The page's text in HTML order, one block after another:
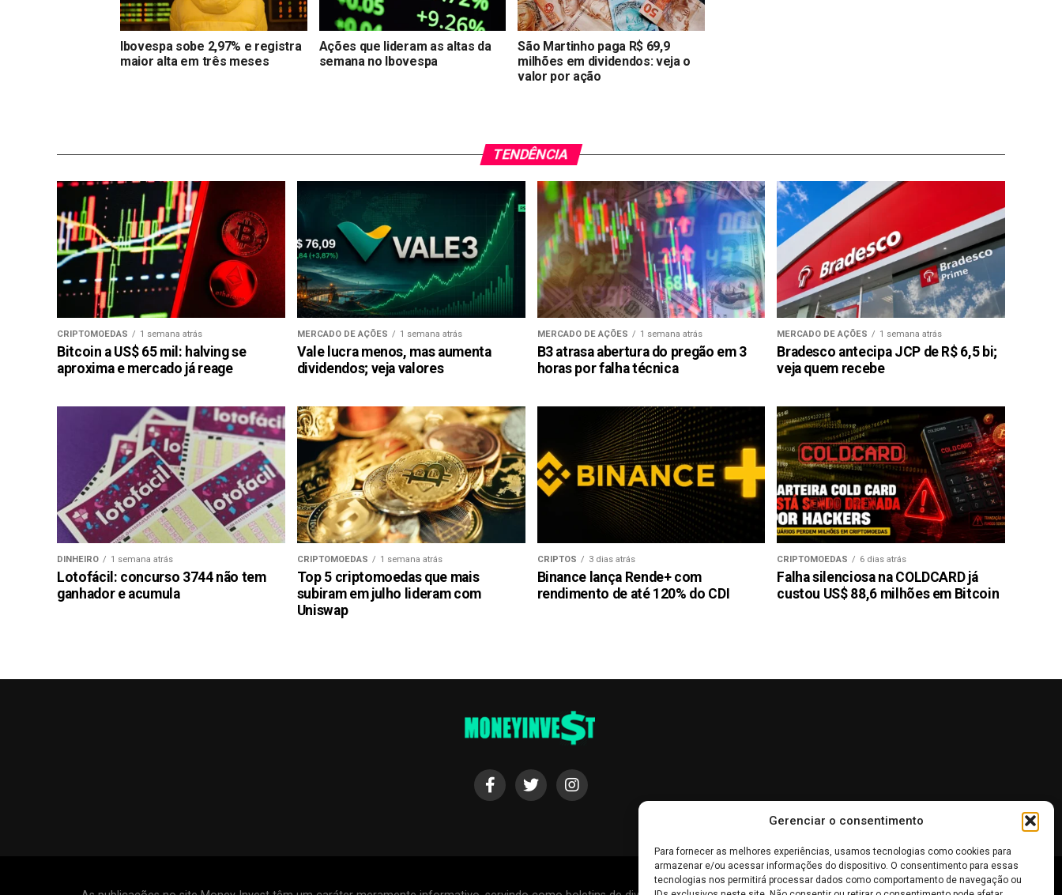
Gerenciar o consentimento
Para fornecer as melhores experiências, usamos tecnologias como cookies para
armazenar e/ou acessar informações do dispositivo. O consentimento para essas
tecnologias nos permitirá processar dados como comportamento de navegação ou
Ibovespa sobe 2,97% e registra
maior alta em três meses
Ações que lideram as altas da
semana no Ibovespa
São Martinho paga R$ 69,9
milhões em dividendos: veja o
valor por ação
TENDÊNCIA
CRIPTOMOEDAS 1 semana atrás
Bitcoin a US$ 65 mil: halving se
aproxima e mercado já reage
MERCADO DE AÇÕES 1 semana atrás
Vale lucra menos, mas aumenta
dividendos; veja valores
MERCADO DE AÇÕES 1 semana atrás
B3 atrasa abertura do pregão em 3
horas por falha técnica
MERCADO DE AÇÕES 1 semana atrás
Bradesco antecipa JCP de R$ 6,5 bi;
veja quem recebe
DINHEIRO 1 semana atrás
Lotofácil: concurso 3744 não tem
ganhador e acumula
CRIPTOMOEDAS 1 semana atrás
Top 5 criptomoedas que mais
subiram em julho lideram com
Uniswap
CRIPTOS 3 dias atrás
Binance lança Rende+ com
rendimento de até 120% do CDI
CRIPTOMOEDAS 6 dias atrás
Falha silenciosa na COLDCARD já
custou US$ 88,6 milhões em Bitcoin